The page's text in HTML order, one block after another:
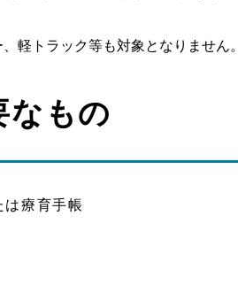
軽トラック等も対象となりません。
なもの
は療育手帳